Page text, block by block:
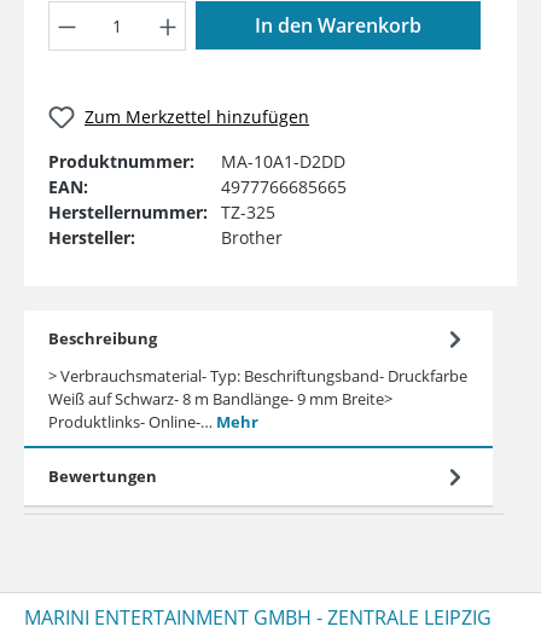
Produkt Anzahl: Gib den
In den Warenkorb
Zum Merkzettel hinzufügen
Produktnummer:
MA-10A1-D2DD
EAN:
4977766685665
Herstellernummer: TZ-325
Hersteller:
Brother
Beschreibung
> Verbrauchsmaterial- Typ: Beschriftungsband- Druckfarbe
Weiß auf Schwarz- 8 m Bandlänge- 9 mm Breite>
Produktlinks- Online-… Mehr
Bewertungen
MARINI ENTERTAINMENT GMBH - ZENTRALE LEIPZIG